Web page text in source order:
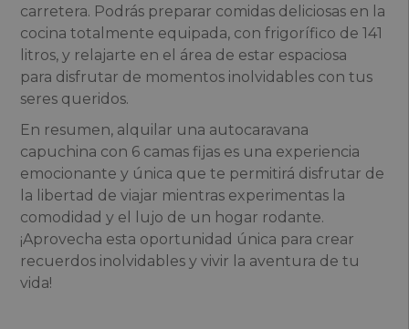
carretera. Podrás preparar comidas deliciosas en la
cocina totalmente equipada, con frigorífico de 141
litros, y relajarte en el área de estar espaciosa
para disfrutar de momentos inolvidables con tus
seres queridos.
En resumen, alquilar una autocaravana
capuchina con 6 camas fijas es una experiencia
emocionante y única que te permitirá disfrutar de
la libertad de viajar mientras experimentas la
comodidad y el lujo de un hogar rodante.
¡Aprovecha esta oportunidad única para crear
recuerdos inolvidables y vivir la aventura de tu
vida!